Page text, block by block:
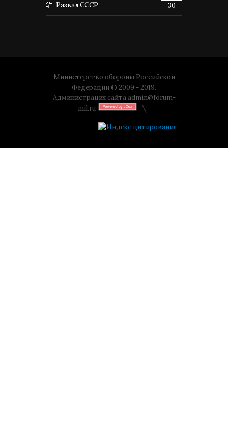
Развал СССР 30
Министерство обороны Российской
Федерации © 2009 - 2019.
Администрация сайта admin@forum-
mil.ru